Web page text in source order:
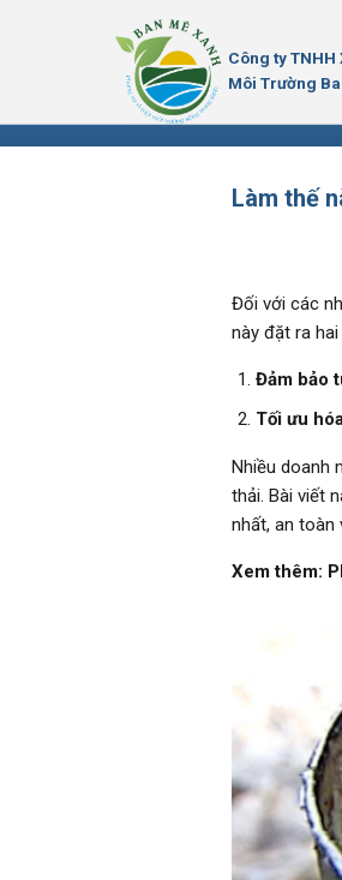
Công ty TNHH
Môi Trường
Làm thế
Đối với các
này đặt ra
Đảm bảo
Tối ưu
Nhiều doanh
thải. Bài viết
nhất, an toàn
Xem thêm: